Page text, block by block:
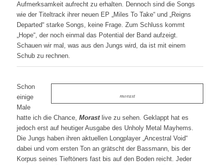
Aufmerksamkeit aufrecht zu erhalten. Dennoch sind die Songs
wie der Titeltrack ihrer neuen EP „Miles To Take“ und „Reigns
Departed“ starke Songs, keine Frage. Zum Schluss kommt
„Hope“, der noch einmal das Potential der Band aufzeigt.
Schauen wir mal, was aus den Jungs wird, da ist mit einem
Schub zu rechnen.
morast
Schon
einige
Male
hatte ich die Chance, Morastlive zu sehen. Geklappt hat es
jedoch erst auf heutiger Ausgabe des Unholy Metal Mayhems.
Die Jungs haben ihren aktuellen Longplayer „Ancestral Void“
dabei und vom ersten Ton an grätscht der Bassmann, bis der
Korpus seines Tieftöners fast bis auf den Boden reicht. Jeder